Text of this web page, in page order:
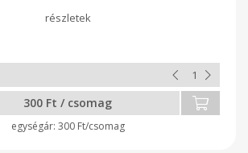
300 Ft / csomag
300 Ft/csomag